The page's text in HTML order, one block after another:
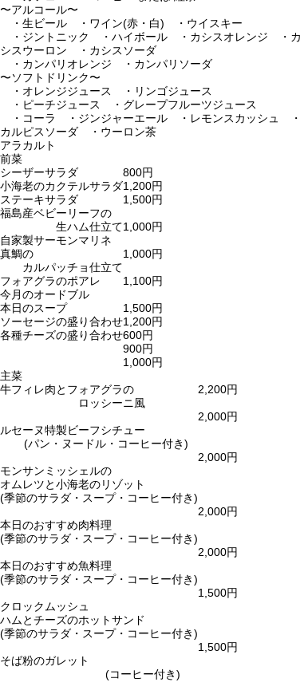
〜アルコール〜
・生ビール ・ワイン(赤・白) ・ウイスキー
・ジントニック ・ハイボール ・カシスオレンジ ・カ
シスウーロン ・カシスソーダ
・カンパリオレンジ ・カンパリソーダ
〜ソフトドリンク〜
・オレンジジュース ・リンゴジュース
・ピーチジュース ・グレープフルーツジュース
・コーラ ・ジンジャーエール ・レモンスカッシュ ・
カルピスソーダ ・ウーロン茶
アラカルト
前菜
シーザーサラダ
小海老のカクテルサラダ
ステーキサラダ
福島産ベビーリーフの
生ハム仕立て
自家製サーモンマリネ
真鯛の
カルパッチョ仕立て
フォアグラのポアレ
今月のオードブル
本日のスープ
ソーセージの盛り合わせ
各種チーズの盛り合わせ
800円
1,200円
1,500円
1,000円
1,000円
1,100円
1,500円
1,200円
600円
900円
1,000円
主菜
牛フィレ肉とフォアグラの
ロッシーニ風
ルセーヌ特製ビーフシチュー
(パン・ヌードル・コーヒー付き)
モンサンミッシェルの
オムレツと小海老のリゾット
(季節のサラダ・スープ・コーヒー付き)
本日のおすすめ肉料理
(季節のサラダ・スープ・コーヒー付き)
本日のおすすめ魚料理
(季節のサラダ・スープ・コーヒー付き)
クロックムッシュ
ハムとチーズのホットサンド
(季節のサラダ・スープ・コーヒー付き)
そば粉のガレット
(コーヒー付き)
2,200円
2,000円
2,000円
2,000円
2,000円
1,500円
1,500円